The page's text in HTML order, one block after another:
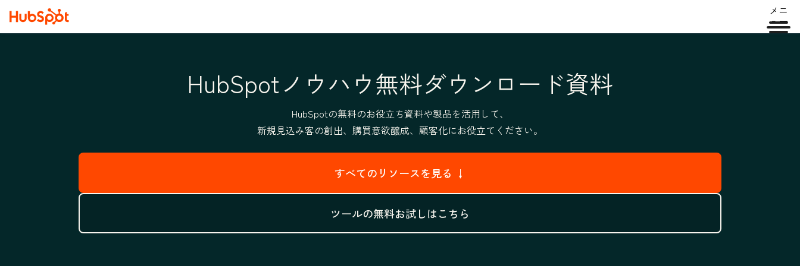
メニ
ュー
HubSpotノウハウ無料ダウンロード資料
HubSpotの無料のお役立ち資料や製品を活用して、
新規見込み客の創出、購買意欲醸成、顧客化にお役立てください。
すべてのリソースを見る ↓
ツールの無料お試しはこちら